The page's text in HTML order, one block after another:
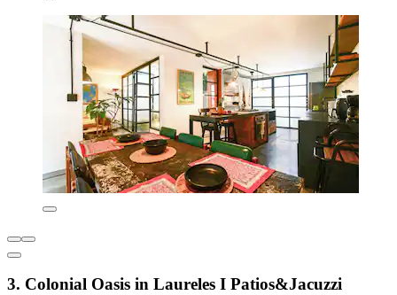
3. Colonial Oasis in Laureles I Patios&Jacuzzi